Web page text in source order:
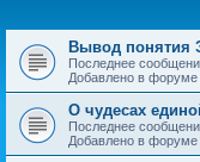
Вывод понятия
Последнее
Добавлено в форуме
О чудесах
Последнее
Добавлено в форуме